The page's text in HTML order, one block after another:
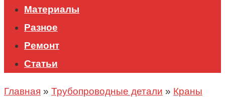
Материалы
Разное
Ремонт
Статьи
Главная » Трубопроводные детали » Краны